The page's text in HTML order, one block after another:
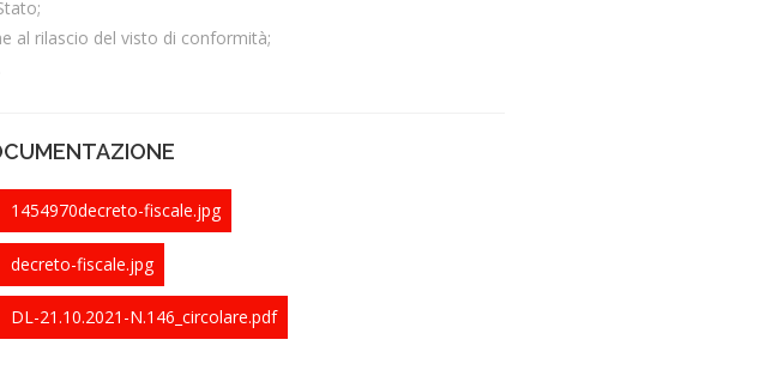
al rilascio del visto di conformità;
1454970decreto-fiscale.jpg
decreto-fiscale.jpg
DL-21.10.2021-N.146_circolare.pdf